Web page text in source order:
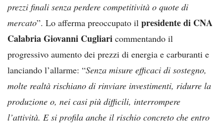
prezzi finali senza perdere competitività o quote di
mercato”. Lo afferma preoccupato il presidente di CNA
Calabria Giovanni Cugliari commentando il
progressivo aumento dei prezzi di energia e carburanti e
lanciando l’allarme: “Senza misure efficaci di sostegno,
molte realtà rischiano di rinviare investimenti, ridurre la
produzione o, nei casi più difficili, interrompere
l’attività. E si profila anche il rischio concreto che entro